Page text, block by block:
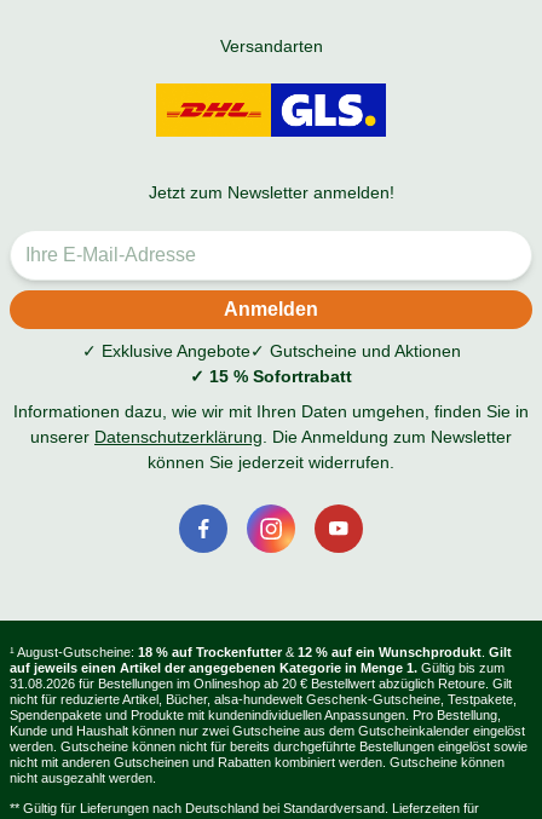
Versandarten
Jetzt zum Newsletter anmelden!
✓ Exklusive Angebote✓ Gutscheine und Aktionen
✓ 15 % Sofortrabatt
Informationen dazu, wie wir mit Ihren Daten umgehen, finden Sie in
unserer Datenschutzerklärung . Die Anmeldung zum Newsletter
können Sie jederzeit widerrufen.
¹ August-Gutscheine: 18 % auf Trockenfutter & 12 % auf ein Wunschprodukt Gilt
auf jeweils einen Artikel der angegebenen Kategorie in Menge 1. Gültig bis zum
31.08.2026 für Bestellungen im Onlineshop ab 20 € Bestellwert abzüglich Retoure. Gilt
nicht für reduzierte Artikel, Bücher, alsa-hundewelt Geschenk-Gutscheine, Testpakete,
Spendenpakete und Produkte mit kundenindividuellen Anpassungen. Pro Bestellung,
Kunde und Haushalt können nur zwei Gutscheine aus dem Gutscheinkalender eingelöst
werden. Gutscheine können nicht für bereits durchgeführte Bestellungen eingelöst sowie
nicht mit anderen Gutscheinen und Rabatten kombiniert werden. Gutscheine können
nicht ausgezahlt werden.
** Gültig für Lieferungen nach Deutschland bei Standardversand. Lieferzeiten für